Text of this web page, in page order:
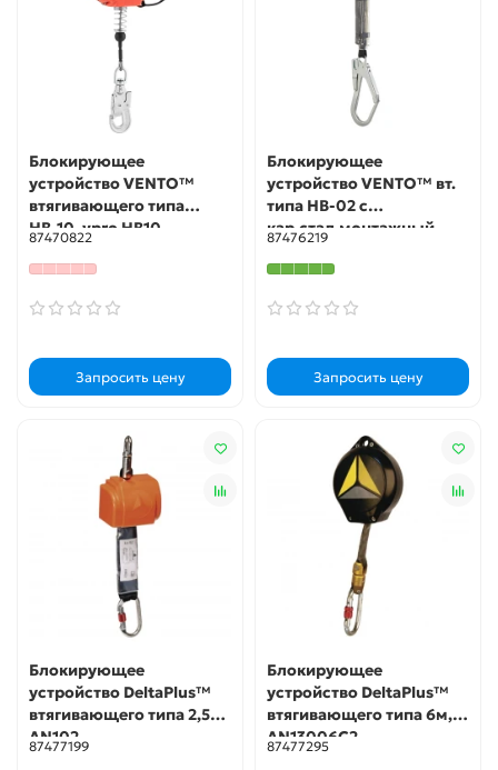
Блокирующее
устройство VENTO™
втягивающего типа
НВ-10, vpro HB10
87470822
Запросить цену
Блокирующее
устройство VENTO™ вт.
типа НВ-02 с
кар.стал.монтажный,
vpro НВ02 set 0051
87476219
Запросить цену
Блокирующее
устройство DeltaPlus™
втягивающего типа 2,5м,
AN102
87477199
Блокирующее
устройство DeltaPlus™
втягивающего типа 6м,
AN13006C2
87477295